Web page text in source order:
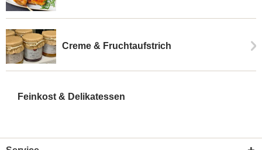
Feinkost & Delikatessen
Creme & Fruchtaufstrich